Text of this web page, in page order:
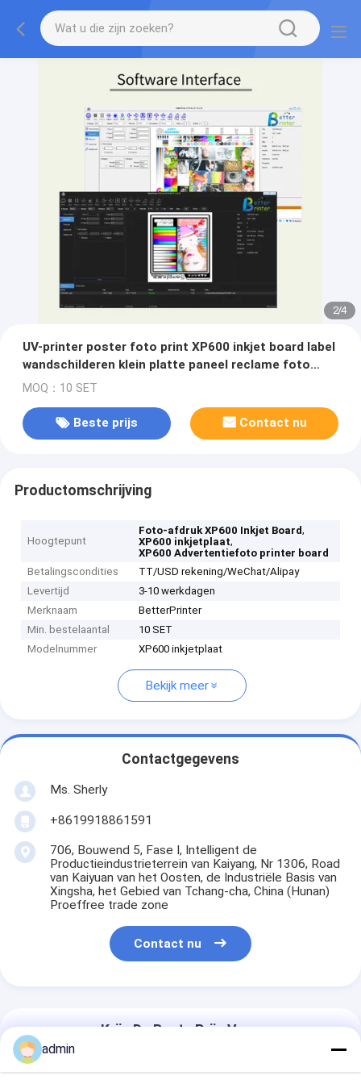
2/4
UV-printer poster foto print XP600 inkjet board label
wandschilderen klein platte paneel reclame foto
printer board
MOQ：10 SET
Beste prijs Contact nu
Productomschrijving
Hoogtepunt
Foto-afdruk XP600 Inkjet Board,
XP600 inkjetplaat,
XP600 Advertentiefoto printer board
Betalingscondities
TT/USD rekening/WeChat/Alipay
Levertijd
3-10 werkdagen
Merknaam
BetterPrinter
Min. bestelaantal
10 SET
Modelnummer
XP600 inkjetplaat
Bekijk meer
Contactgegevens
Ms. Sherly
+8619918861591
706, Bouwend 5, Fase I, Intelligent de
Productieindustrieterrein van Kaiyang, Nr 1306, Road
van Kaiyuan van het Oosten, de Industriële Basis van
Xingsha, het Gebied van Tchang-cha, China (Hunan)
Proeffree trade zone
Contact nu
Krijg De Beste Prijs Voor
admin